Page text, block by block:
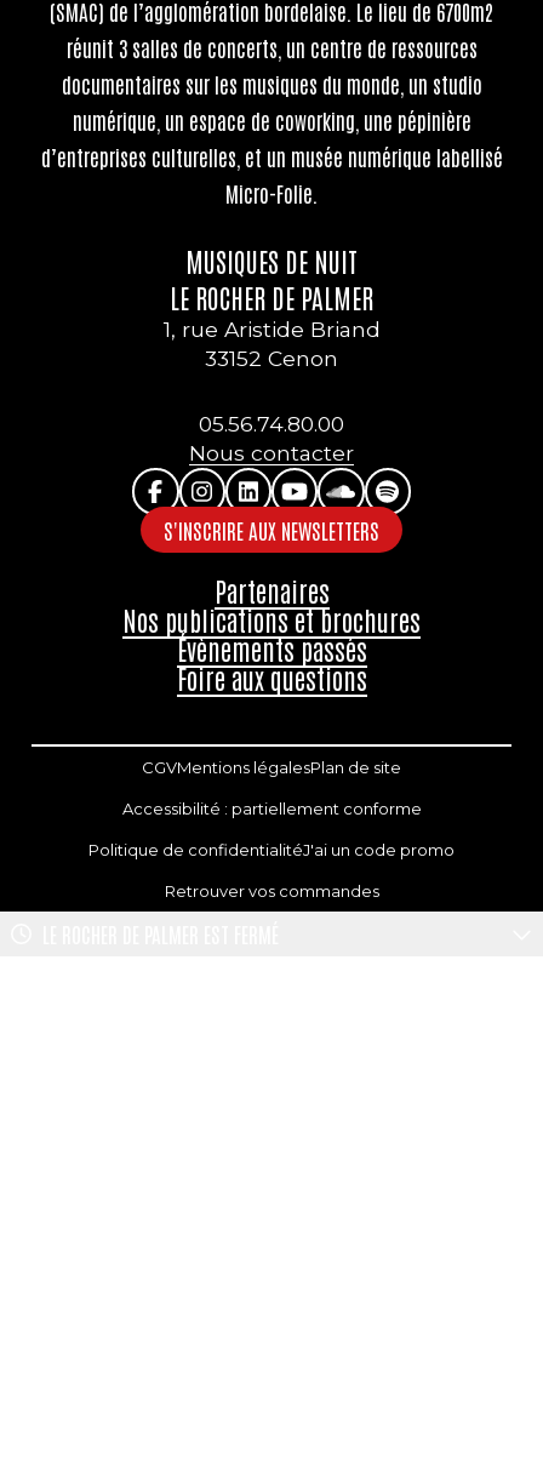
(SMAC) de l’agglomération bordelaise. Le lieu de 6700m2
réunit 3 salles de concerts, un centre de ressources
documentaires sur les musiques du monde, un studio
numérique, un espace de coworking, une pépinière
d’entreprises culturelles, et un musée numérique labellisé
Micro-Folie.
MUSIQUES DE NUIT
LE ROCHER DE PALMER
1, rue Aristide Briand
33152 Cenon
05.56.74.80.00
Nous contacter
S'INSCRIRE AUX NEWSLETTERS
Partenaires
Nos publications et brochures
Évènements passés
Foire aux questions
CGVMentions légalesPlan de site
Accessibilité : partiellement conforme
Politique de confidentialitéJ'ai un code promo
Retrouver vos commandes